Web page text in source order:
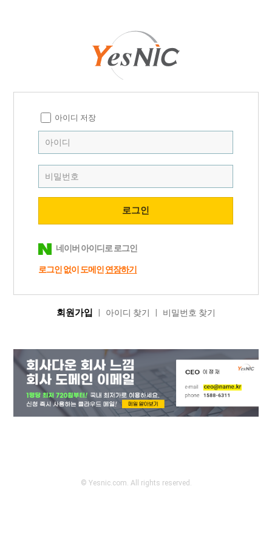
아이디 저장
네이버 아이디로 로그인
로그인 없이 도메인 연장하기
회원가입 아이디 찾기 비밀번호 찾기
© Yesnic.com. All rights reserved.